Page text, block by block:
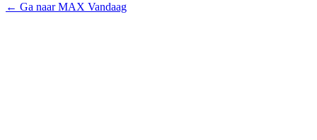
← Ga naar MAX Vandaag